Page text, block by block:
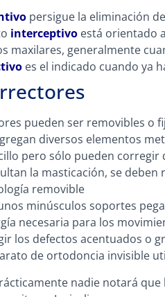
persigue la eliminación
interceptivo está orientado
maxilares, generalmente
es el indicado cuando ya
pueden ser removibles o
diversos elementos
pero sólo pueden
la masticación, se
minúsculos soportes
necesaria para los
los defectos acentuados o
de ortodoncia invisible
nadie notará